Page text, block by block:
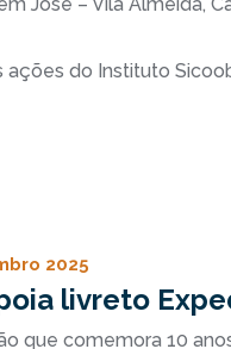
do Instituto
2025
livreto
que comemora 10